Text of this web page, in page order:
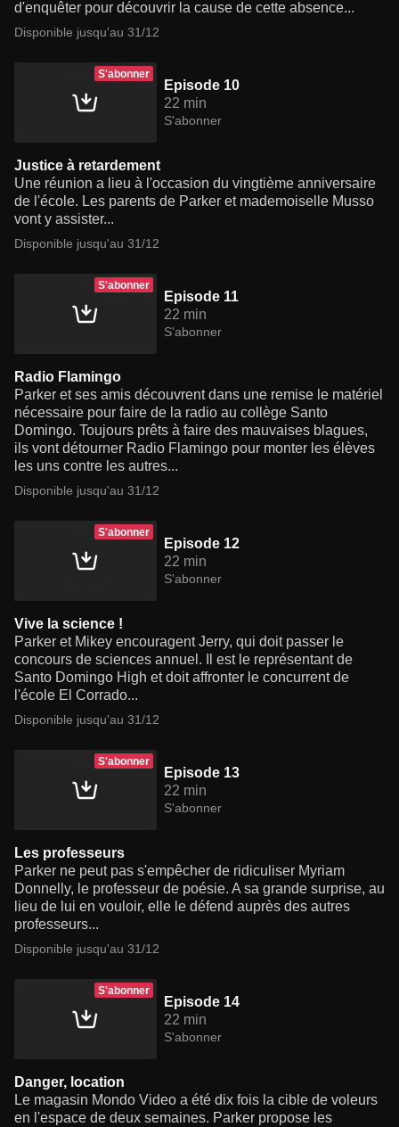
d'enquêter pour découvrir la cause de cette absence...
Disponible jusqu'au 31/12
S'abonner
Episode 10
22 min
S'abonner
Justice à retardement
Une réunion a lieu à l'occasion du vingtième anniversaire
de l'école. Les parents de Parker et mademoiselle Musso
vont y assister...
Disponible jusqu'au 31/12
S'abonner
Episode 11
22 min
S'abonner
Radio Flamingo
Parker et ses amis découvrent dans une remise le matériel
nécessaire pour faire de la radio au collège Santo
Domingo. Toujours prêts à faire des mauvaises blagues,
ils vont détourner Radio Flamingo pour monter les élèves
les uns contre les autres...
Disponible jusqu'au 31/12
S'abonner
Episode 12
22 min
S'abonner
Vive la science !
Parker et Mikey encouragent Jerry, qui doit passer le
concours de sciences annuel. Il est le représentant de
Santo Domingo High et doit affronter le concurrent de
l'école El Corrado...
Disponible jusqu'au 31/12
S'abonner
Episode 13
22 min
S'abonner
Les professeurs
Parker ne peut pas s'empêcher de ridiculiser Myriam
Donnelly, le professeur de poésie. A sa grande surprise, au
lieu de lui en vouloir, elle le défend auprès des autres
professeurs...
Disponible jusqu'au 31/12
S'abonner
Episode 14
22 min
S'abonner
Danger, location
Le magasin Mondo Video a été dix fois la cible de voleurs
en l'espace de deux semaines. Parker propose les